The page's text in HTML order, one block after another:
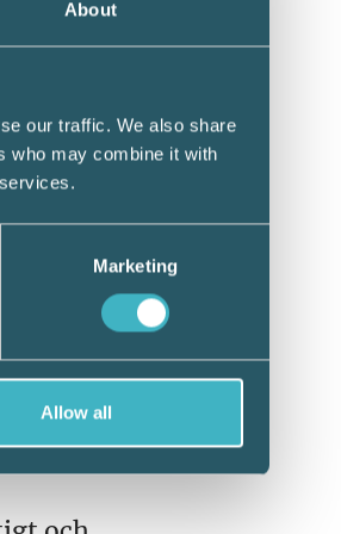
About
our traffic. We also share
who may combine it with
Marketing
Allow all
tid
i
driva